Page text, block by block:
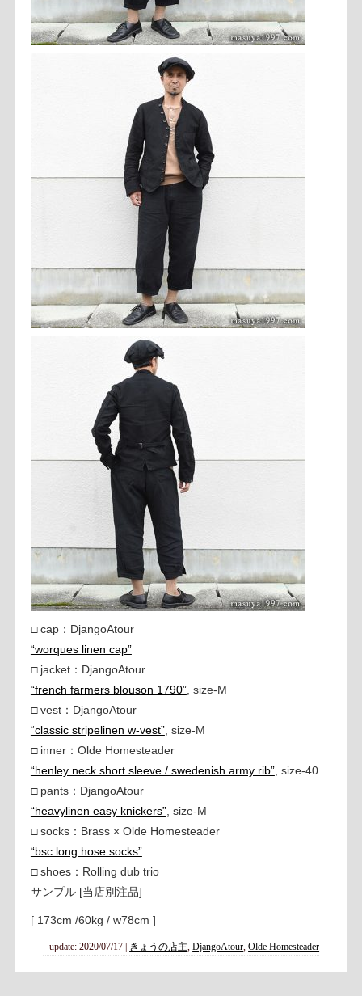
□ cap：DjangoAtour
“worques linen cap”
□ jacket：DjangoAtour
“french farmers blouson 1790”, size-M
□ vest：DjangoAtour
“classic stripelinen w-vest”, size-M
□ inner：Olde Homesteader
“henley neck short sleeve / swedenish army rib”, size-40
□ pants：DjangoAtour
“heavylinen easy knickers”, size-M
□ socks：Brass × Olde Homesteader
“bsc long hose socks”
□ shoes：Rolling dub trio
サンプル [当店別注品]
[ 173cm /60kg / w78cm ]
update: 2020/07/17 | きょうの店主 ,DjangoAtour ,Olde Homesteader